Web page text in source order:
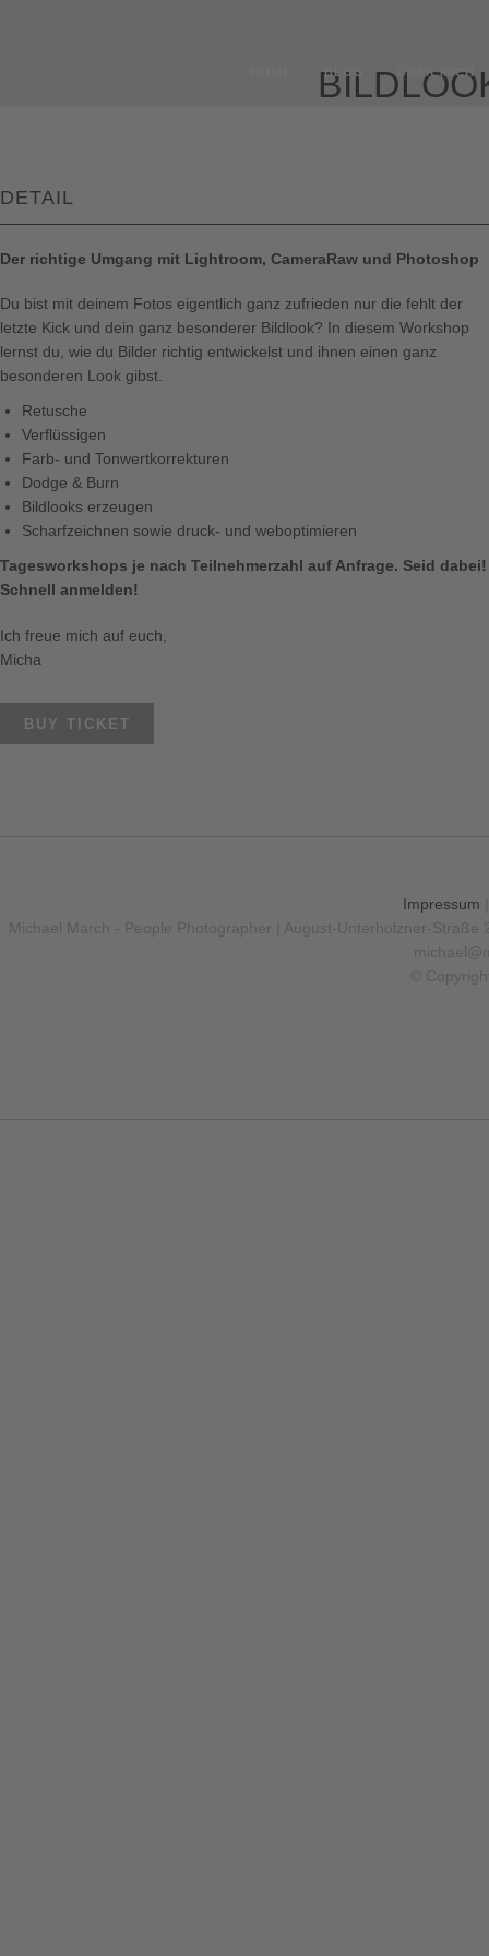
BLOG ÜBER MICH
DETAIL
Der richtige Umgang mit Lightroom, CameraRaw und Photoshop
Du bist mit deinem Fotos eigentlich ganz zufrieden nur die fehlt der
letzte Kick und dein ganz besonderer Bildlook? In diesem Workshop
lernst du, wie du Bilder richtig entwickelst und ihnen einen ganz
besonderen Look gibst.
Retusche
Verflüssigen
Farb- und Tonwertkorrekturen
Dodge & Burn
Bildlooks erzeugen
Scharfzeichnen sowie druck- und weboptimieren
Tagesworkshops je nach Teilnehmerzahl auf Anfrage. Seid dabei!
Schnell anmelden!
Ich freue mich auf euch,
Micha
BUY TICKET
Impressum
Michael March - People Photographer | August-Unterholzner-
©